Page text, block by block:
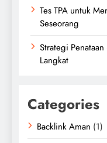
Tes TPA untuk
Seseorang
Strategi
Langkat
Categories
Backlink Aman (1)